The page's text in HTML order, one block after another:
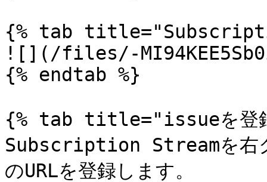
{% tab
![](/files/-
{% endtab %}
{% tab title="issueを登
Subscription Streamを右
のURLを登録します。